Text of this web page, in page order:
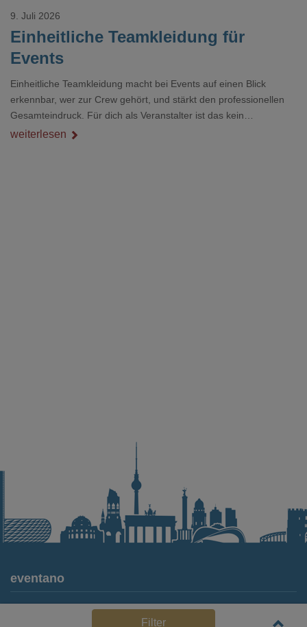
Filter
Einheitliche Teamkleidung für
Events
9. Juli 2026
Einheitliche Teamkleidung macht bei Events auf einen Blick
erkennbar, wer zur Crew gehört, und stärkt den professionellen
Gesamteindruck. Für dich als Veranstalter ist das kein
Nebenthema: Bei Textilien mit Stickerei oder mehreren
weiterlesen
eventano